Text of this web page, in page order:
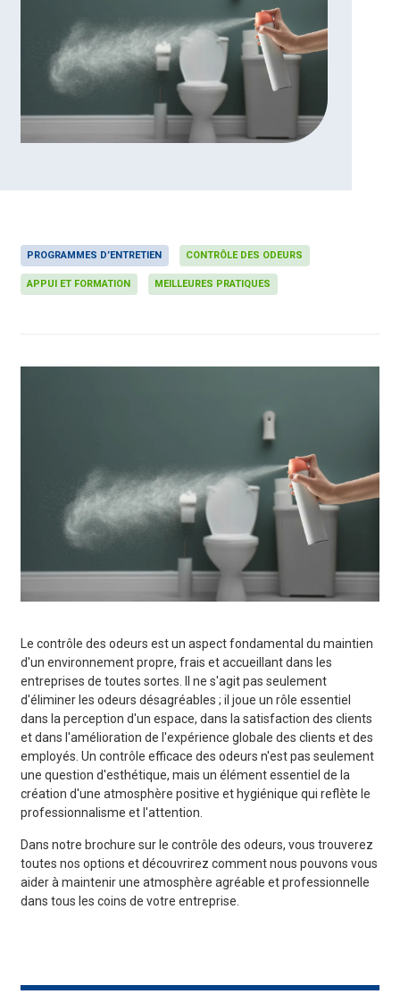
PROGRAMMES D’ENTRETIEN CONTRÔLE DES ODEURS
APPUI ET FORMATION MEILLEURES PRATIQUES
Le contrôle des odeurs est un aspect fondamental du maintien
d'un environnement propre, frais et accueillant dans les
entreprises de toutes sortes. Il ne s'agit pas seulement
d'éliminer les odeurs désagréables ; il joue un rôle essentiel
dans la perception d'un espace, dans la satisfaction des clients
et dans l'amélioration de l'expérience globale des clients et des
employés. Un contrôle efficace des odeurs n'est pas seulement
une question d'esthétique, mais un élément essentiel de la
création d'une atmosphère positive et hygiénique qui reflète le
professionnalisme et l'attention.
Dans notre brochure sur le contrôle des odeurs, vous trouverez
toutes nos options et découvrirez comment nous pouvons vous
aider à maintenir une atmosphère agréable et professionnelle
dans tous les coins de votre entreprise.